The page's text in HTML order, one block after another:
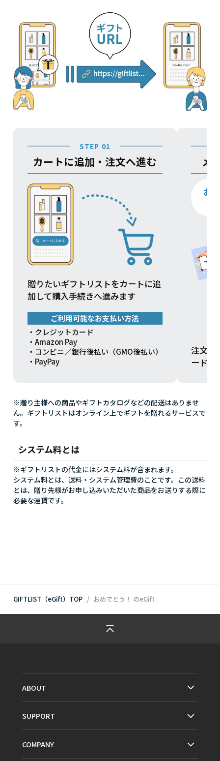
STEP 01
カートに追加・注文へ進む
贈りたいギフトリストをカートに追
加して購入手続きへ進みます
ご利用可能なお支払い方法
・クレジットカード
・Amazon Pay
・コンビニ／銀行後払い（GMO後払い）
・PayPay
メ
お
注文方
ードを
※贈り主様への商品やギフトカタログなどの配送はありませ
ん。ギフトリストはオンライン上でギフトを贈れるサービスで
す。
システム料とは
※ギフトリストの代金にはシステム料が含まれます。
システム料とは、送料・システム管理費のことです。この送料
とは、贈り先様がお申し込みいただいた商品をお送りする際に
必要な運賃です。
GIFTLIST（eGift）TOP おめでとう！ のeGift
ABOUT
SUPPORT
COMPANY